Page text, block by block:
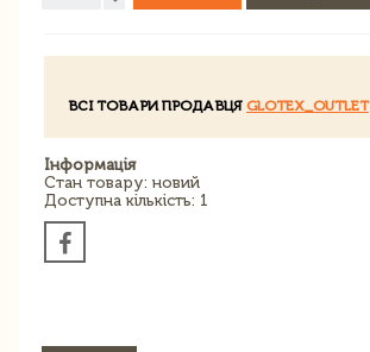
ВСІ ТОВАРИ ПРОДАВЦЯ GLOTEX_OUTLET
Інформація
Стан товару: новий
Доступна кількість: 1